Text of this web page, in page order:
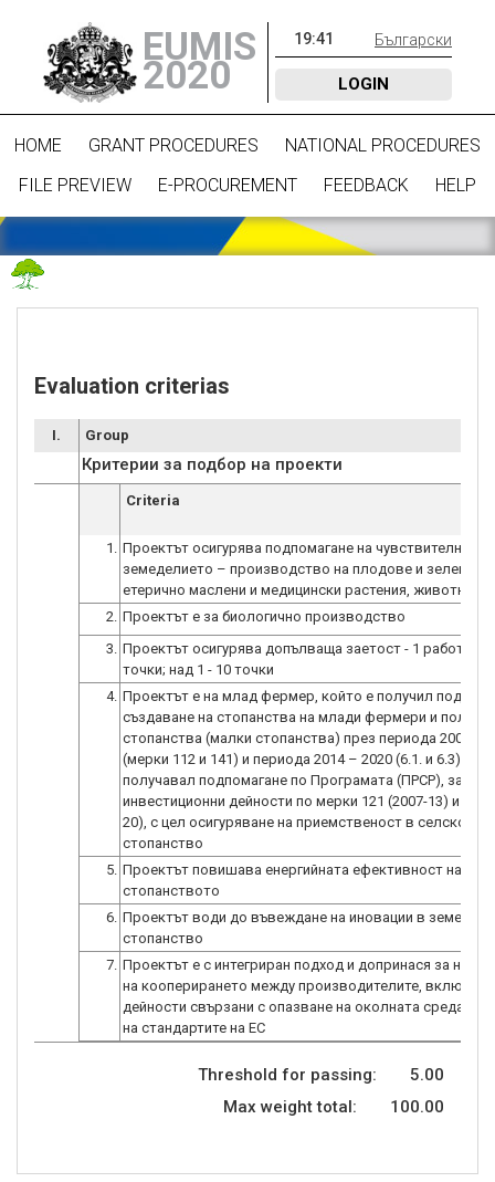
EUMIS
2020
19:41 Български
LOGIN
HOME GRANT PROCEDURES
NATIONAL PROCEDURES
FILE PREVIEW
E-PROCUREMENT FEEDBACK HELP
Evaluation criterias
I. Group
Criteria
1. Проектът осигурява подпомагане на чувствителни
земеделието – производство на плодове и
2.
3. Проектът осигурява допълваща заетост - 1 работно
4. Проектът е на млад фермер, който е получил
създаване на стопанства на млади фермери и
стопанства (малки стопанства) през периода 2007 –
(мерки 112 и 141) и периода 2014 – 2020 (6.1. и 6.3), и
получавал подпомагане по Програмата (ПРСР), за
инвестиционни дейности по мерки 121 (2007-13) и 4.1.
20), с цел осигуряване на приемственост в селското
5. Проектът повишава енергийната ефективност на
6. Проектът води до въвеждане на иновации в
7. Проектът е с интегриран подход и допринася за
на кооперирането между производителите,
дейности свързани с опазване на околната среда и
5.00
Threshold for passing:
100.00
Max weight total: